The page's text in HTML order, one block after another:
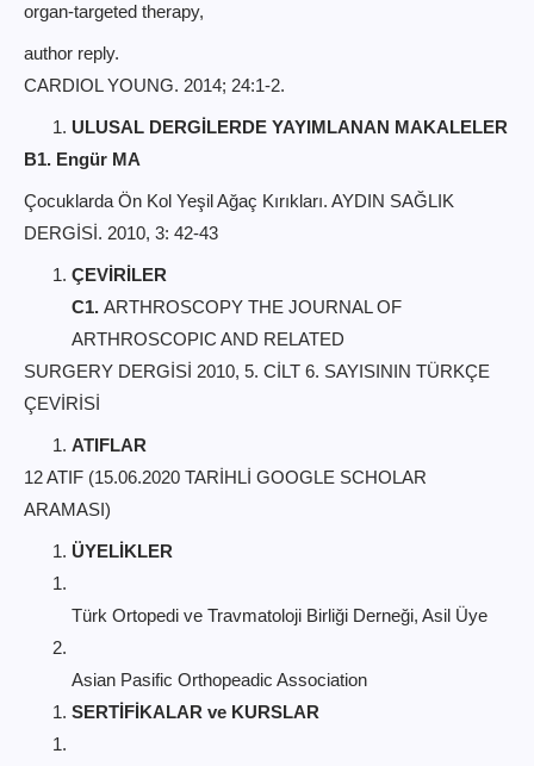
organ-targeted therapy,
author reply.
CARDIOL YOUNG. 2014; 24:1-2.
ULUSAL DERGİLERDE YAYIMLANAN MAKALELER
B1. Engür MA
Çocuklarda Ön Kol Yeşil Ağaç Kırıkları. AYDIN SAĞLIK
DERGİSİ. 2010, 3: 42-43
ÇEVİRİLER
C1. ARTHROSCOPY THE JOURNAL OF
ARTHROSCOPIC AND RELATED
SURGERY DERGİSİ 2010, 5. CİLT 6. SAYISININ TÜRKÇE
ÇEVİRİSİ
ATIFLAR
12 ATIF (15.06.2020 TARİHLİ GOOGLE SCHOLAR
ARAMASI)
ÜYELİKLER
Türk Ortopedi ve Travmatoloji Birliği Derneği, Asil Üye
Asian Pasific Orthopeadic Association
SERTİFİKALAR ve KURSLAR